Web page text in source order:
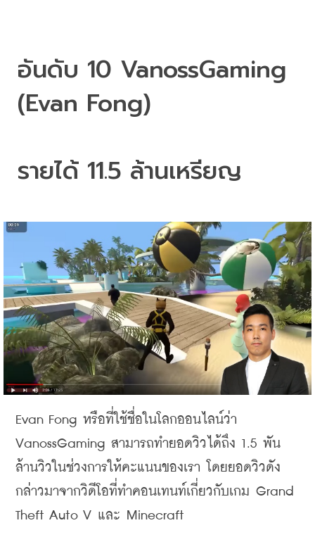
อันดับ 10 VanossGaming
(Evan Fong)
รายได้ 11.5 ล้านเหรียญ
Evan Fong หรือที่ใช้ชื่อในโลกออนไลน์ว่า
VanossGaming สามารถทำยอดวิวได้ถึง 1.5 พัน
ล้านวิวในช่วงการให้คะแนนของเรา
โดยยอดวิวดัง
กล่าวมาจากวิดีโอที่ทำคอนเทนท์เกี่ยวกับเกม Grand
Theft Auto V และ Minecraft